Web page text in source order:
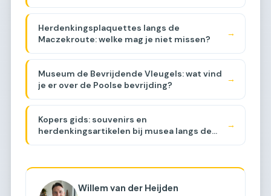
Herdenkingsplaquettes langs de
Maczekroute: welke mag je niet missen?
→
Museum de Bevrijdende Vleugels: wat vind
je er over de Poolse bevrijding?
→
Kopers gids: souvenirs en
herdenkingsartikelen bij musea langs de
Maczekroute [BUYER GUIDE]
→
Willem van der Heijden